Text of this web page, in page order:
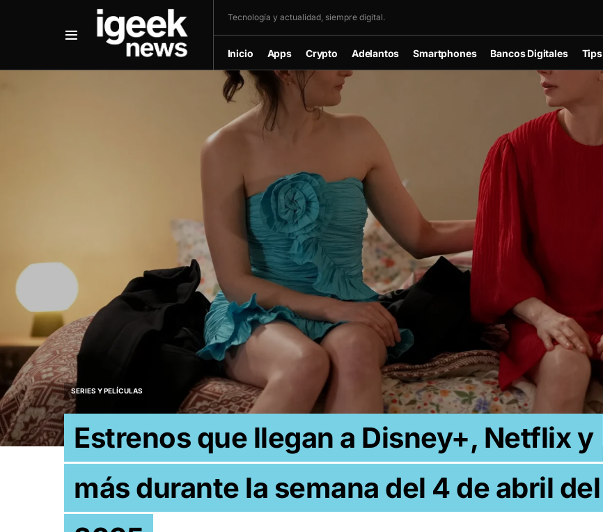
Tecnología y actualidad, siempre digital.
Inicio Apps Crypto Adelantos Smartphones Bancos Digitales Tips
SERIES Y PELÍCULAS
Estrenos que llegan a Disney+, Netflix y
más durante la semana del 4 de abril del